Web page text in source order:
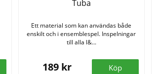
Tuba
Ett material som kan användas både
enskilt och i ensemblespel. Inspelningar
till alla l&...
189 kr Köp